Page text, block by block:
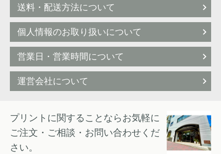
送料・配送方法について
個人情報のお取り扱いについて
営業日・営業時間について
運営会社について
プリントに関することならお気軽に
ご注文・ご相談・お問い合わせくだ
さい。